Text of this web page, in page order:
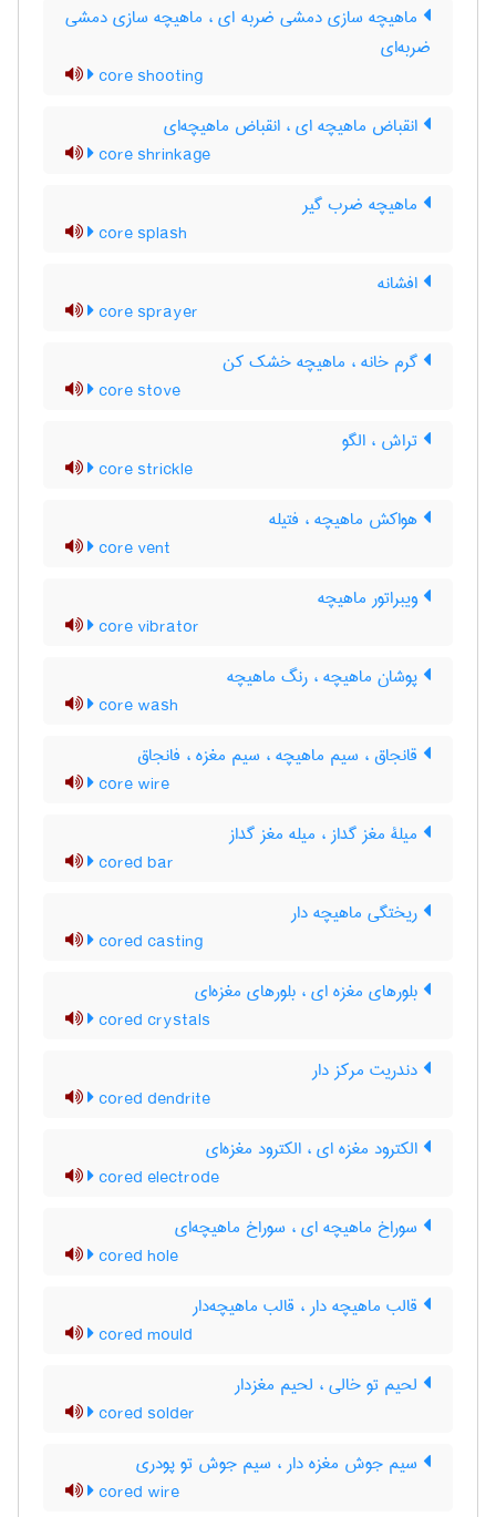
ماهیچه سازی دمشی ضربه ای ، ماهیچه سازی دمشی
ضربه‌ای
core shooting
انقباض ماهیچه ای ، انقباض ماهیچه‌ای
core shrinkage
ماهیچه ضرب گیر
core splash
افشانه
core sprayer
گرم خانه ، ماهیچه خشک کن
core stove
تراش ، الگو
core strickle
هواکش ماهیچه ، فتیله
core vent
ویبراتور ماهیچه
core vibrator
پوشان ماهیچه ، رنگ ماهیچه
core wash
قانجاق ، سیم ماهیچه ، سیم مغزه ، فانجاق
core wire
میلۀ مغز گداز ، میله مغز گداز
cored bar
ریختگی ماهیچه دار
cored casting
بلورهای مغزه ای ، بلورهای مغزه‌ای
cored crystals
دندریت مرکز دار
cored dendrite
الکترود مغزه ای ، الکترود مغزه‌ای
cored electrode
سوراخ ماهیچه ای ، سوراخ ماهیچه‌ای
cored hole
قالب ماهیچه دار ، قالب ماهیچه‌دار
cored mould
لحیم تو خالی ، لحیم مغزدار
cored solder
سیم جوش مغزه دار ، سیم جوش تو پودری
cored wire